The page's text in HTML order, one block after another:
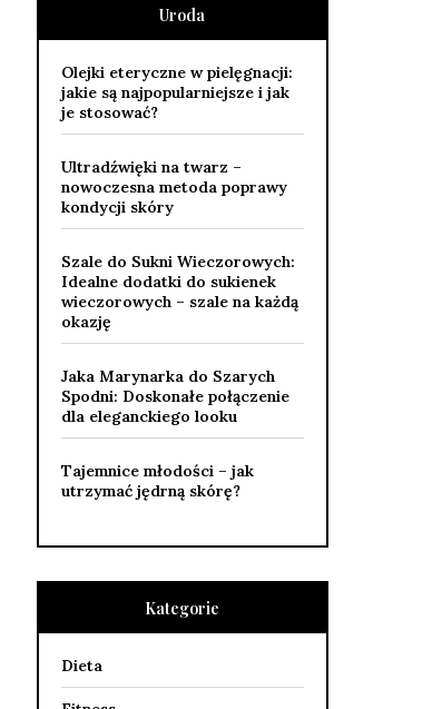
Uroda
Olejki eteryczne w pielęgnacji:
jakie są najpopularniejsze i jak
je stosować?
Ultradźwięki na twarz –
nowoczesna metoda poprawy
kondycji skóry
Szale do Sukni Wieczorowych:
Idealne dodatki do sukienek
wieczorowych – szale na każdą
okazję
Jaka Marynarka do Szarych
Spodni: Doskonałe połączenie
dla eleganckiego looku
Tajemnice młodości – jak
utrzymać jędrną skórę?
Kategorie
Dieta